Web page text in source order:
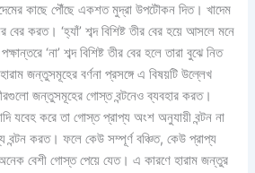
কাছে পৌঁছে একশত মুদ্রা উপটৌকন দিত। খাদেম
করত। ‘হ্যাঁ’ শব্দ বিশিষ্ট তীর বের হয়ে আসলে মনে
‘না’ শব্দ বিশিষ্ট তীর বের হলে তারা বুঝে নিত
জন্তুসমূহের বর্ণনা প্রসঙ্গে এ বিষয়টি উল্লেখ
জন্তুসমূহের গোস্ত বন্টনেও ব্যবহার করত।
যবেহ করে তা গোস্ত প্রাপ্য অংশ অনুযায়ী বন্টন না
বন্টন করত। ফলে কেউ সম্পূর্ণ বঞ্চিত, কেউ প্রাপ্য
বেশী গোস্ত পেয়ে যেত। এ কারণে হারাম জন্তুর